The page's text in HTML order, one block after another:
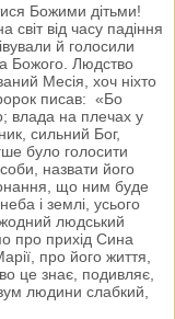
Божими дітьми!
від часу падіння
й голосили
Божого. Людство
Месія, хоч ніхто
писав: «Бо
влада на плечах у
сильний Бог,
було голосити
назвати його
що ним буде
і землі, усього
людський
про прихід Сина
про його життя,
це знає, подивляє,
людини слабкий,